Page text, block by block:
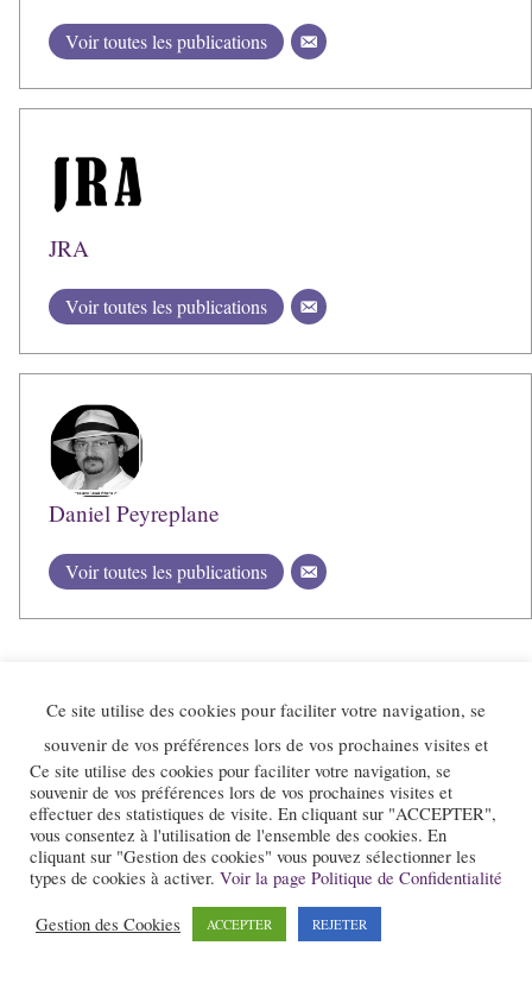
Voir toutes les publications
JRA
Voir toutes les publications
Daniel Peyreplane
Voir toutes les publications
Le site et la newsletter Jazz-Rhone-Alpes.com sont édités par l’association
« Loi 1901 » « Jazz en Rhône-Alpes » qui a pour objet la promotion du
jazz dans notre région.
Ce site utilise des cookies pour faciliter votre navigation, se
souvenir de vos préférences lors de vos prochaines visites et
Ce site utilise des cookies pour faciliter votre navigation, se
souvenir de vos préférences lors de vos prochaines visites et
effectuer des statistiques de visite. En cliquant sur "ACCEPTER",
vous consentez à l'utilisation de l'ensemble des cookies. En
cliquant sur "Gestion des cookies" vous pouvez sélectionner les
types de cookies à activer. Voir la page Politique de Confidentialité
Gestion des Cookies ACCEPTER REJETER